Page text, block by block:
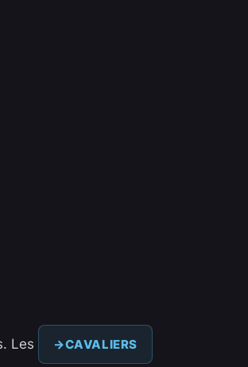
Les CAVALIERS